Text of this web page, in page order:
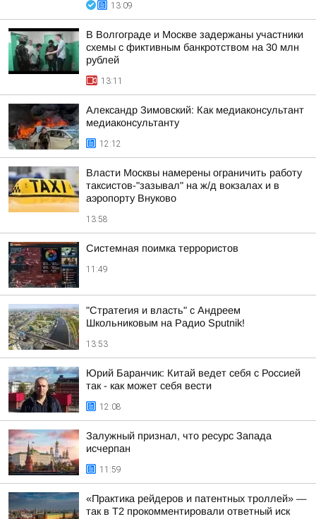
13:09
В Волгограде и Москве задержаны участники
схемы с фиктивным банкротством на 30 млн
рублей
13:11
Александр Зимовский: Как медиаконсультант
медиаконсультанту
12:12
Власти Москвы намерены ограничить работу
таксистов-"зазывал" на ж/д вокзалах и в
аэропорту Внуково
13:58
Системная поимка террористов
11:49
"Стратегия и власть" с Андреем
Школьниковым на Радио Sputnik!
13:53
Юрий Баранчик: Китай ведет себя с Россией
так - как может себя вести
12:08
Залужный признал, что ресурс Запада
исчерпан
11:59
«Практика рейдеров и патентных троллей» —
так в Т2 прокомментировали ответный иск